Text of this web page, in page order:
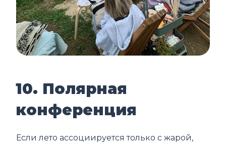
10. Полярная
конференция
Если лето ассоциируется только с жарой,